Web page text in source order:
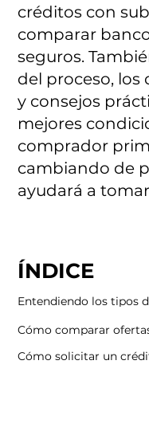
ÍNDICE
Entendiendo los tipos
Cómo comparar
Cómo solicitar un
créditos con
comparar
seguros.
del proceso, los
y consejos
mejores
comprador
cambiando de
ayudará a